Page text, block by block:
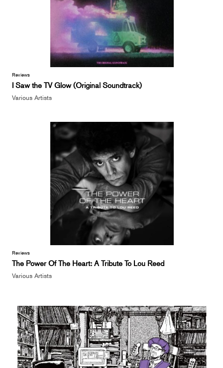
Reviews
‎I Saw the TV Glow (Original Soundtrack)
Various Artists
Reviews
The Power Of The Heart: A Tribute To Lou Reed
Various Artists